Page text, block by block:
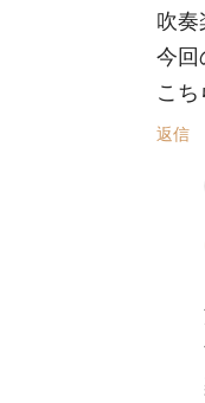
吹奏
今回
こち
返信